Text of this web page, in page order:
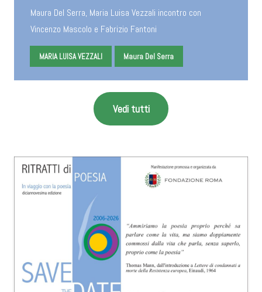
Maura Del Serra, Maria Luisa Vezzali incontro con
Vincenzo Mascolo e Fabrizio Fantoni
MARIA LUISA VEZZALI Maura Del Serra
Vedi tutti